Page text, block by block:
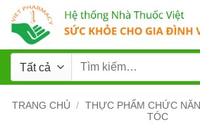
TRANG CHỦ / THỰC PHẨM CHỨC
TÓC